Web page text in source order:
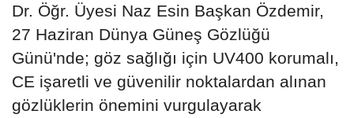
Dr. Öğr. Üyesi Naz Esin Başkan Özdemir,
27 Haziran Dünya Güneş Gözlüğü
Günü'nde; göz sağlığı için UV400 korumalı,
CE işaretli ve güvenilir noktalardan alınan
gözlüklerin önemini vurgulayarak